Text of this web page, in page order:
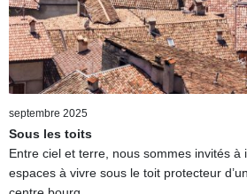
septembre 2025
Sous les toits
Entre ciel et terre, nous sommes invités à
espaces à vivre sous le toit protecteur